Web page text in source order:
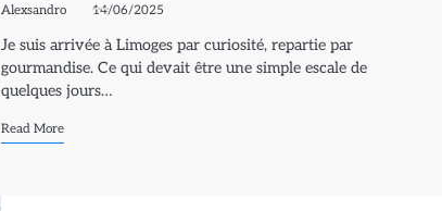
Alexsandro 14/06/2025
Je suis arrivée à Limoges par curiosité, repartie par
gourmandise. Ce qui devait être une simple escale de
quelques jours…
Read More